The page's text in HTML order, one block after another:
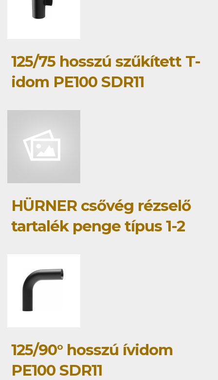
125/75 hosszú szűkített T-
idom PE100 SDR11
HÜRNER csővég rézselő
tartalék penge típus 1-2
125/90° hosszú ívidom
PE100 SDR11